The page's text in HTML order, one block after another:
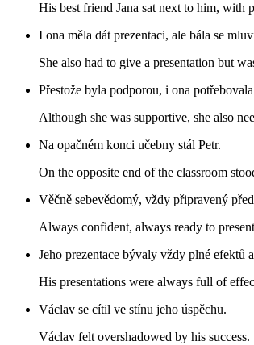
His best friend Jana sat next to him, with
I ona měla dát prezentaci, ale bála se
She also had to give a presentation but
Přestože byla podporou, i ona
Although she was supportive, she also
Na opačném konci učebny stál Petr.
On the opposite end of the classroom
Věčně sebevědomý, vždy připravený
Always confident, always ready to
Jeho prezentace bývaly vždy plné efektů
His presentations were always full of
Václav se cítil ve stínu jeho úspěchu.
Václav felt overshadowed by his success.